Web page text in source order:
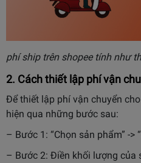
phí ship trên shopee tính như
2. Cách thiết lập phí vận
Để thiết lập phí vận chuyển
hiện qua những bước sau:
– Bước 1: “Chọn sản phẩm” ->
– Bước 2: Điền khối lượng của